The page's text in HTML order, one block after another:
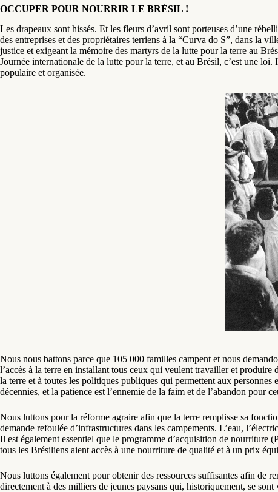
OCCUPER POUR NOURRIR LE BRÉSIL !
Les drapeaux sont hissés. Et les fleurs d’avril sont porteuses d’une
des entreprises et des propriétaires terriens à la “Curva do S”, dans la
justice et exigeant la mémoire des martyrs de la lutte pour la terre au
Journée internationale de la lutte pour la terre, et au Brésil, c’est une
populaire et organisée.
Nous nous battons parce que 105 000 familles campent et nous
l’accès à la terre en installant tous ceux qui veulent travailler et
la terre et à toutes les politiques publiques qui permettent aux
décennies, et la patience est l’ennemie de la faim et de l’abandon pour
Nous luttons pour la réforme agraire afin que la terre remplisse sa
demande refoulée d’infrastructures dans les campements. L’eau,
Il est également essentiel que le programme d’acquisition de
tous les Brésiliens aient accès à une nourriture de qualité et à un prix
Nous luttons également pour obtenir des ressources suffisantes afin de
directement à des milliers de jeunes paysans qui, historiquement, se